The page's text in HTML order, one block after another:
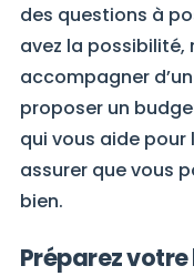
des questions à
avez la possibilité,
accompagner
proposer un
qui vous aide
assurer que vous
bien.
Préparez